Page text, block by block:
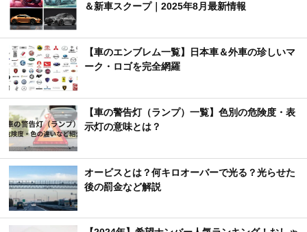
＆新車スクープ｜2025年8月最新情報
【車のエンブレム一覧】日本車＆外車の珍しいマ
ーク・ロゴを完全網羅
【車の警告灯（ランプ）一覧】色別の危険度・表
示灯の意味とは？
オービスとは？何キロオーバーで光る？光らせた
後の罰金など解説